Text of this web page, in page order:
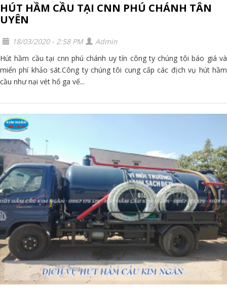
HÚT HẦM CẦU TẠI CNN PHÚ CHÁNH TÂN
UYÊN
18/03/2020 - 2:58 PM
Admin
Hút hầm cầu tại cnn phú chánh uy tín công ty chúng tôi báo giá và
miển phí khảo sát.Công ty chúng tôi cung cấp các địch vụ hút hầm
cầu như nại vét hố ga vế...